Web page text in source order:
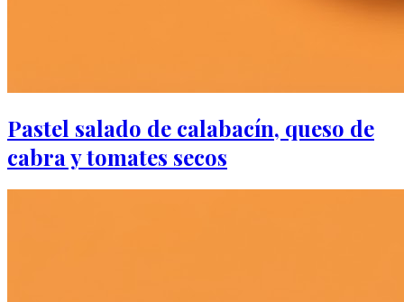
Pastel salado de calabacín, queso de
cabra y tomates secos